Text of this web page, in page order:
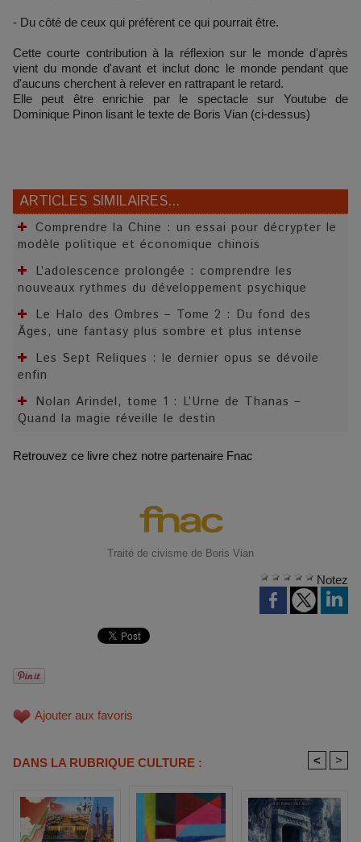
- Du côté de ceux qui préfèrent ce qui pourrait être.
Cette courte contribution à la réflexion sur le monde d'après
vient du monde d'avant et inclut donc le monde pendant que
d'aucuns cherchent à relever en rattrapant le retard.
Elle peut être enrichie par le spectacle sur Youtube de
Dominique Pinon lisant le texte de Boris Vian (ci-dessus)
ARTICLES SIMILAIRES...
Comprendre la Chine : un essai pour décrypter le
modèle politique et économique chinois
L’adolescence prolongée : comprendre les
nouveaux rythmes du développement psychique
Le Halo des Ombres – Tome 2 : Du fond des
Âges, une fantasy plus sombre et plus intense
Les Sept Reliques : le dernier opus se dévoile
enfin
Nolan Arindel, tome 1 : L’Urne de Thanas –
Quand la magie réveille le destin
Retrouvez ce livre chez notre partenaire Fnac
Traité de civisme de Boris Vian
Notez
Ajouter aux favoris
DANS LA RUBRIQUE CULTURE : < >